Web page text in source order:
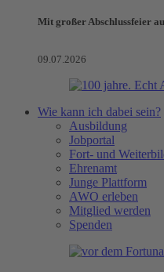
Mit großer Abschlussfeier
09.07.2026
Wie kann ich dabei sein?
Ausbildung
Jobportal
Fort- und
Ehrenamt
Junge Plattform
AWO erleben
Mitglied werden
Spenden